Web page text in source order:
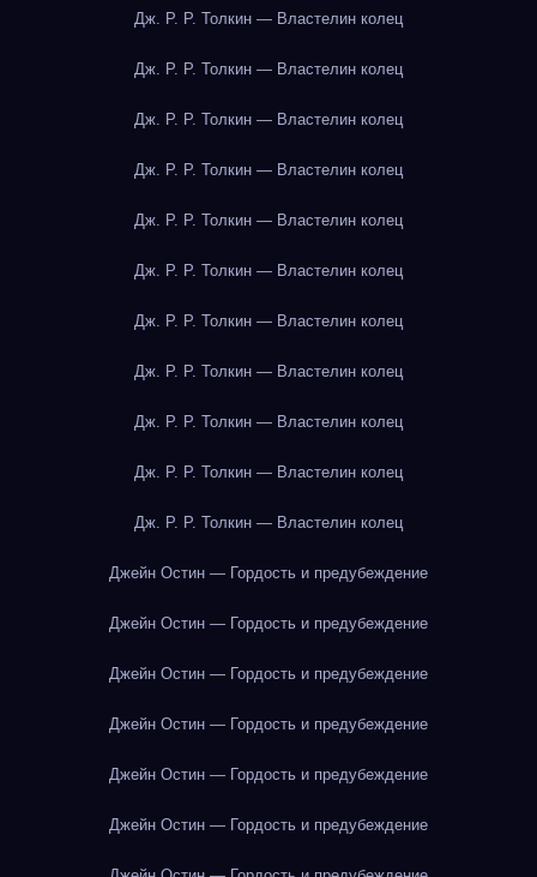
Дж. Р. Р. Толкин — Властелин колец
Дж. Р. Р. Толкин — Властелин колец
Дж. Р. Р. Толкин — Властелин колец
Дж. Р. Р. Толкин — Властелин колец
Дж. Р. Р. Толкин — Властелин колец
Дж. Р. Р. Толкин — Властелин колец
Дж. Р. Р. Толкин — Властелин колец
Дж. Р. Р. Толкин — Властелин колец
Дж. Р. Р. Толкин — Властелин колец
Дж. Р. Р. Толкин — Властелин колец
Дж. Р. Р. Толкин — Властелин колец
Джейн Остин — Гордость и предубеждение
Джейн Остин — Гордость и предубеждение
Джейн Остин — Гордость и предубеждение
Джейн Остин — Гордость и предубеждение
Джейн Остин — Гордость и предубеждение
Джейн Остин — Гордость и предубеждение